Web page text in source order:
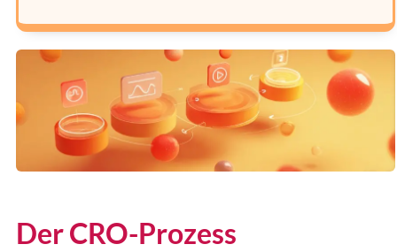
Der CRO-Prozess